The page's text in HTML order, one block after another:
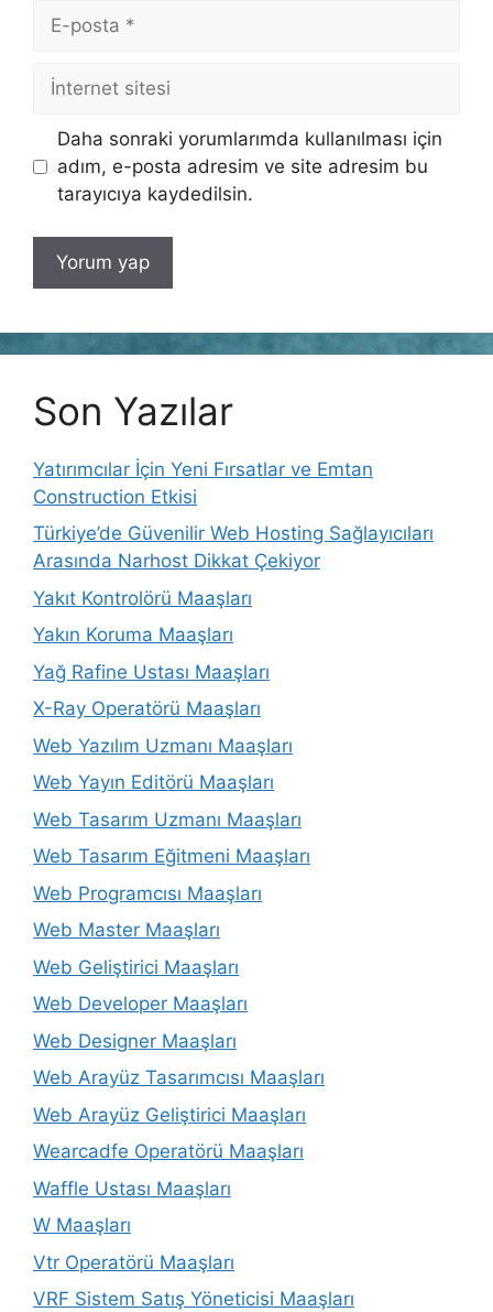
posta
İnternet
Daha sonraki yorumlarımda kullanılması için
adım, e-posta adresim ve site adresim bu
tarayıcıya kaydedilsin.
Son Yazılar
Yatırımcılar İçin Yeni Fırsatlar ve Emtan
Construction Etkisi
Türkiye’de Güvenilir Web Hosting Sağlayıcıları
Arasında Narhost Dikkat Çekiyor
Yakıt Kontrolörü Maaşları
Yakın Koruma Maaşları
Yağ Rafine Ustası Maaşları
X-Ray Operatörü Maaşları
Web Yazılım Uzmanı Maaşları
Web Yayın Editörü Maaşları
Web Tasarım Uzmanı Maaşları
Web Tasarım Eğitmeni Maaşları
Web Programcısı Maaşları
Web Master Maaşları
Web Geliştirici Maaşları
Web Developer Maaşları
Web Designer Maaşları
Web Arayüz Tasarımcısı Maaşları
Web Arayüz Geliştirici Maaşları
Wearcadfe Operatörü Maaşları
Waffle Ustası Maaşları
W Maaşları
Vtr Operatörü Maaşları
VRF Sistem Satış Yöneticisi Maaşları